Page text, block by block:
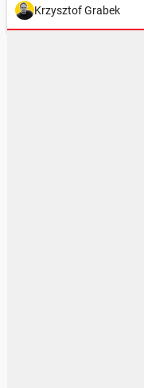
Krzysztof Grabek